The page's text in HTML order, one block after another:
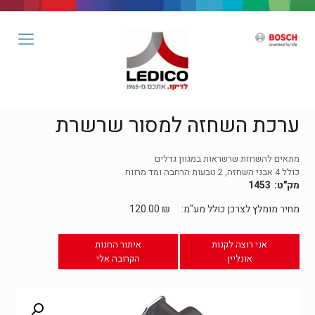
ערכת השחזה למסור שרשרת
מתאים להשחזת שרשראות במגוון גדלים
כולל 4 אבני השחזה, 2 טבעות הרחבה ומד מרווח
1453
מחיר מומלץ לצרכן כולל מע"מ:
120.00 ₪
אני רוצה לקנות
אונליין
איתור החנות
הקרובה אלי